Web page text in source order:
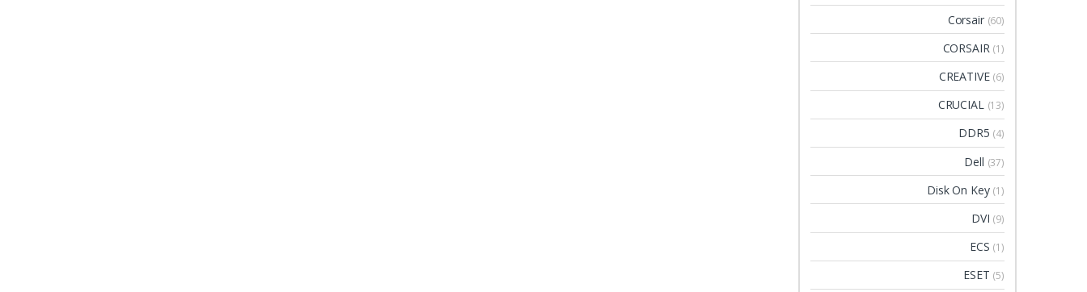
Corsair (60)
CORSAIR (1)
CREATIVE (6)
CRUCIAL (13)
DDR5 (4)
Dell (37)
Disk On Key (1)
DVI (9)
ECS (1)
ESET (5)